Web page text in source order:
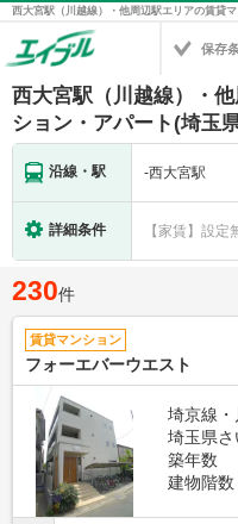
保存
西大宮駅（川越線）・
ション・アパート(埼玉
沿線・駅 -西大宮駅
詳細条件 【家賃】設定
230件
賃貸マンション
フォーエバーウエスト
埼京線
埼玉県さ
築年数
建物階数